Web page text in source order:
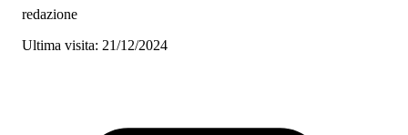
redazione
Ultima visita: 21/12/2024